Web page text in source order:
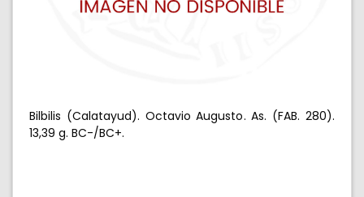
Bilbilis (Calatayud). Octavio Augusto. As. (FAB. 280).
13,39 g. BC-/BC+.